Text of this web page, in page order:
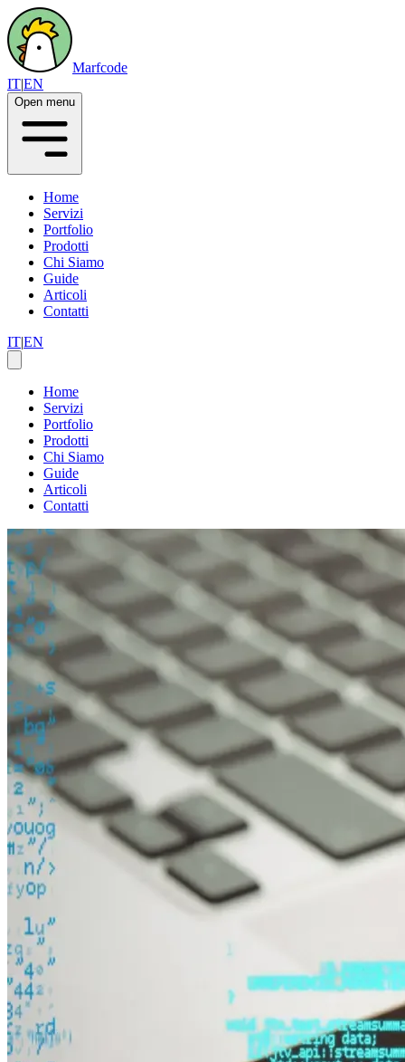
Marfcode
IT|EN
Open menu
Home
Servizi
Portfolio
Prodotti
Chi Siamo
Guide
Articoli
Contatti
IT|EN
Home
Servizi
Portfolio
Prodotti
Chi Siamo
Guide
Articoli
Contatti